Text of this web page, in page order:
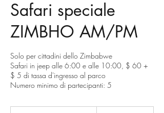
Safari speciale
ZIMBHO AM/PM
Solo per cittadini dello Zimbabwe
Safari in jeep alle 6:00 e alle 10:00, $ 60 +
$ 5 di tassa d'ingresso al parco
Numero minimo di partecipanti: 5